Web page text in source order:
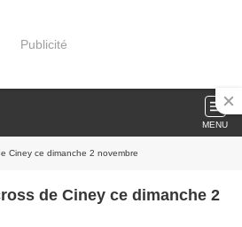
Publicité
MENU
Ciney ce dimanche 2 novembre
de Ciney ce dimanche 2